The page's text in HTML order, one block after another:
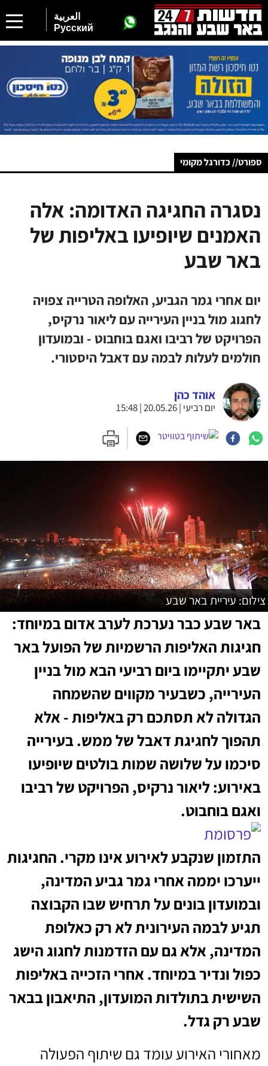
العربية
Русский
ספורט// כדורגל מקומי
נסגרה החגיגה האדומה: אלה
האמנים שיופיעו באליפות של
באר שבע
יום אחרי גמר הגביע, האלופה הטרייה צפויה
לחגוג מול בניין העירייה עם ליאור נרקיס,
הפרויקט של רביבו ואגם בוחבוט - ובמועדון
חולמים לעלות לבמה עם דאבל היסטורי.
אוהד כהן
יום רביעי | 20.05.26 | 15:48
צילום: עיריית באר שבע
באר שבע כבר נערכת לערב אדום במיוחד:
חגיגות האליפות הרשמיות של הפועל באר
שבע יתקיימו ביום רביעי הבא מול בניין
העירייה, כשבעיר מקווים שהשמחה
הגדולה לא תסתכם רק באליפות - אלא
תהפוך לחגיגת דאבל של ממש. בעירייה
סיכמו על שלושה שמות בולטים שיופיעו
באירוע: ליאור נרקיס, הפרויקט של רביבו
ואגם בוחבוט.
התזמון שנקבע לאירוע אינו מקרי. החגיגות
ייערכו יממה אחרי גמר גביע המדינה,
ובמועדון בונים על תרחיש שבו הקבוצה
תגיע לבמה העירונית לא רק כאלופת
המדינה, אלא גם עם הזדמנות לחגוג הישג
כפול ונדיר במיוחד. אחרי הזכייה באליפות
השישית בתולדות המועדון, התיאבון בבאר
שבע רק גדל.
מאחורי האירוע עומד גם שיתוף הפעולה